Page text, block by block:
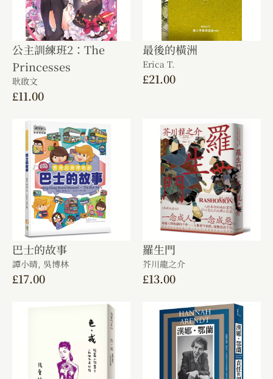
公主訓練班2：The
Princesses
耿啟文
£11.00
最後的橫洲
Erica T.
£21.00
巴士的故事
譚小晴, 吳博林
£17.00
羅生門
芥川龍之介
£13.00